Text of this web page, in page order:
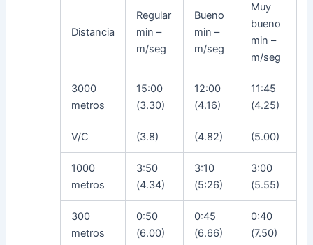
Distancia
Regular
min –
m/seg
Bueno
min –
m/seg
Muy
bueno
min –
m/seg
3000
metros
15:00
(3.30)
12:00
(4.16)
11:45
(4.25)
V/C (3.8) (4.82) (5.00)
1000
metros
3:50
(4.34)
3:10
(5:26)
3:00
(5.55)
300
metros
0:50
(6.00)
0:45
(6.66)
0:40
(7.50)